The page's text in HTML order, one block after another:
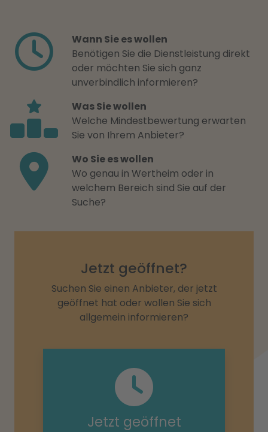
Wann Sie es wollen
Benötigen Sie die Dienstleistung direkt
oder möchten Sie sich ganz
unverbindlich informieren?
Was Sie wollen
Welche Mindestbewertung erwarten
Sie von Ihrem Anbieter?
Wo Sie es wollen
Wo genau in Wertheim oder in
welchem Bereich sind Sie auf der
Suche?
Jetzt geöffnet?
Suchen Sie einen Anbieter, der jetzt
geöffnet hat oder wollen Sie sich
allgemein informieren?
Jetzt geöffnet